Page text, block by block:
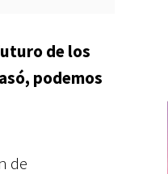
de los
podemos
de